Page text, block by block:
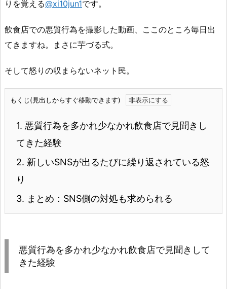
りを覚える@xi10jun1です。
飲食店での悪質行為を撮影した動画、ここのところ毎日出
てきますね。まさに芋づる式。
そして怒りの収まらないネット民。
もくじ(見出しからすぐ移動できます)
1. 悪質行為を多かれ少なかれ飲食店で見聞きし
てきた経験
2. 新しいSNSが出るたびに繰り返されている怒
り
3. まとめ：SNS側の対処も求められる
悪質行為を多かれ少なかれ飲食店で見聞きして
きた経験